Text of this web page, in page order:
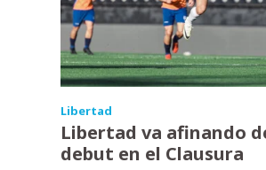
Libertad
Libertad va afinando
debut en el Clausura